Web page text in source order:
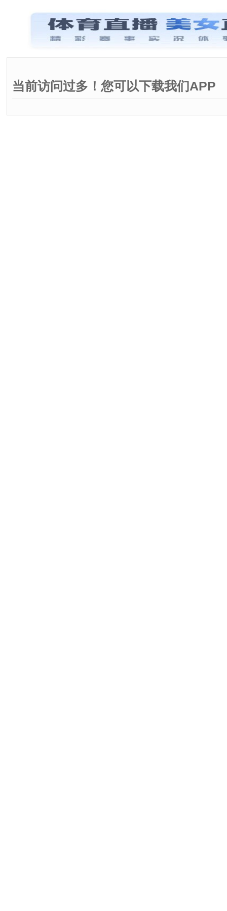
当前访问过多！您可以下载我们APP